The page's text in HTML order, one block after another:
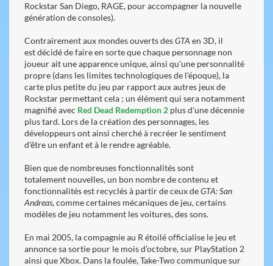
Rockstar San Diego, RAGE, pour accompagner la nouvelle
génération de consoles).
Contrairement aux mondes ouverts desGTA en 3D, il
est décidé de faire en sorte que chaque personnage non
joueur ait une apparence unique, ainsi qu'une personnalité
propre (dans les limites technologiques de l'époque), la
carte plus petite du jeu par rapport aux autres jeux de
Rockstar permettant cela ; un élément qui sera notamment
magnifié avec Red Dead Redemption 2 plus d'une décennie
plus tard. Lors de la création des personnages, les
développeurs ont ainsi cherché à recréer le sentiment
d'être un enfant et à le rendre agréable.
Bien que de nombreuses fonctionnalités sont
totalement nouvelles, un bon nombre de contenu et
fonctionnalités est recyclés à partir de ceux deGTA: San
Andreas, comme certaines mécaniques de jeu, certains
modèles de jeu notamment les voitures, des sons.
En mai 2005, la compagnie au R étoilé officialise le jeu et
annonce sa sortie pour le mois d'octobre, sur PlayStation 2
ainsi que Xbox. Dans la foulée, Take-Two communique sur